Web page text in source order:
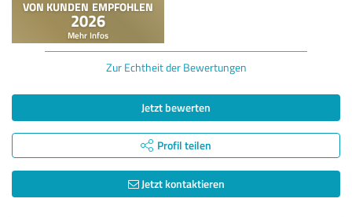
Zur Echtheit der Bewertungen
Jetzt bewerten
Profil teilen
Jetzt kontaktieren